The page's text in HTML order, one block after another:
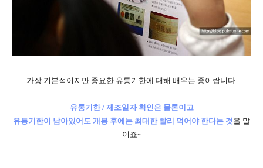
가장 기본적이지만 중요한 유통기한에 대해 배우는 중이랍니다.
유통기한 / 제조일자 확인은 물론이고
유통기한이 남아있어도 개봉 후에는 최대한 빨리 먹어야 한다는 것을 말
이죠~